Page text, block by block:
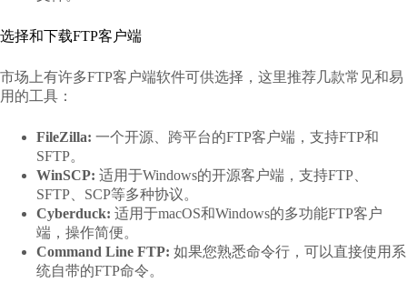
选择和下载FTP客户端
市场上有许多FTP客户端软件可供选择，这里推荐几款常见和易
用的工具：
FileZilla: 一个开源、跨平台的FTP客户端，支持FTP和
SFTP。
WinSCP: 适用于Windows的开源客户端，支持FTP、
SFTP、SCP等多种协议。
Cyberduck: 适用于macOS和Windows的多功能FTP客户
端，操作简便。
Command Line FTP: 如果您熟悉命令行，可以直接使用系
统自带的FTP命令。